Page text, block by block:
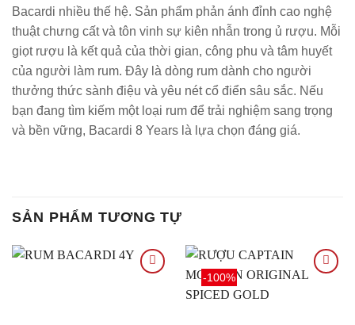
Bacardi nhiều thế hệ. Sản phẩm phản ánh đỉnh cao nghệ
thuật chưng cất và tôn vinh sự kiên nhẫn trong ủ rượu. Mỗi
giọt rượu là kết quả của thời gian, công phu và tâm huyết
của người làm rum. Đây là dòng rum dành cho người
thưởng thức sành điệu và yêu nét cổ điển sâu sắc. Nếu
bạn đang tìm kiếm một loại rum để trải nghiệm sang trọng
và bền vững, Bacardi 8 Years là lựa chọn đáng giá.
SẢN PHẨM TƯƠNG TỰ
-100%